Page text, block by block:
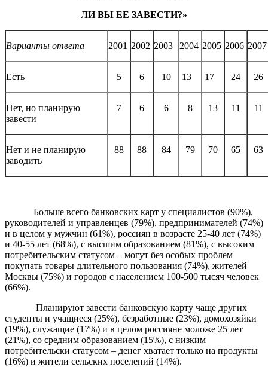
ЛИ ВЫ ЕЕ ЗАВЕСТИ?»
Варианты ответа 2001 2002 2003 2004 2005 2006 2007
Есть 5 6 10 13 17 24 26
Нет, но планирую
завести
7 6 6 8 13 11 11
Нет и не планирую
заводить
88 88 84 79 70 65 63
Больше всего банковских карт у специалистов (90%),
руководителей и управленцев (79%), предпринимателей (74%)
и в целом у мужчин (61%), россиян в возрасте 25-40 лет (74%)
и 40-55 лет (68%), с высшим образованием (81%), с высоким
потребительским статусом – могут без особых проблем
покупать товары длительного пользования (74%), жителей
Москвы (75%) и городов с населением 100-500 тысяч человек
(66%).
Планируют завести банковскую карту чаще других
студенты и учащиеся (25%), безработные (23%), домохозяйки
(19%), служащие (17%) и в целом россияне моложе 25 лет
(21%), со средним образованием (15%), с низким
потребительски статусом – денег хватает только на продукты
(16%) и жители сельских поселений (14%).